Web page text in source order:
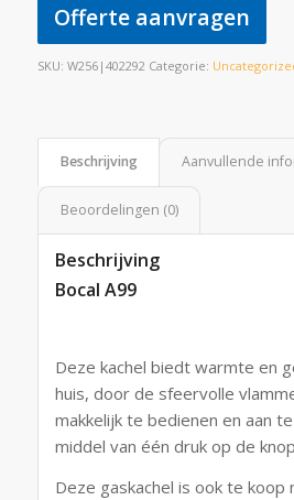
Offerte aanvragen
SKU: W256|402292 Categorie:
Beschrijving Aanvullende
Beoordelingen (0)
Beschrijving
Bocal A99
Deze kachel biedt warmte en
huis, door de sfeervolle
makkelijk te bedienen en aan
middel van één druk op de
Deze gaskachel is ook te koop